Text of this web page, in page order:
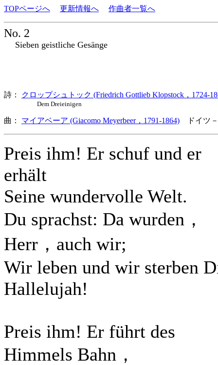
TOPページへ 更新情報へ 作曲者一覧へ
No. 2
Sieben geistliche Gesänge
詩： クロップシュトック (Friedrich Gottlieb Klopstock，1724-
Dem Dreieinigen
曲： マイアベーア (Giacomo Meyerbeer，1791-1864) ドイツ
Preis ihm! Er schuf und er
erhält
Seine wundervolle Welt.
Du sprachst: Da wurden，
Herr，auch wir;
Wir leben und wir sterben
Hallelujah!
Preis ihm! Er führt des
Himmels Bahn，